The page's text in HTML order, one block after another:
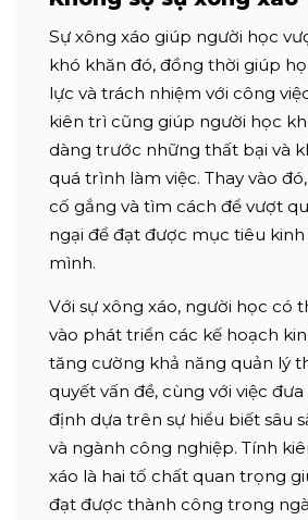
Sự xông xáo giúp người học
khó khăn đó, đồng thời giúp
lực và trách nhiệm với công
kiên trì cũng giúp người học
dàng trước những thất bại và
quá trình làm việc. Thay vào
cố gắng và tìm cách để vượt
ngại để đạt được mục tiêu
mình.
Với sự xông xáo, người học có
vào phát triển các kế hoạch
tăng cường khả năng quản lý
quyết vấn đề, cùng với việc
định dựa trên sự hiểu biết sâu
và ngành công nghiệp. Tính
xáo là hai tố chất quan trọng
đạt được thành công trong